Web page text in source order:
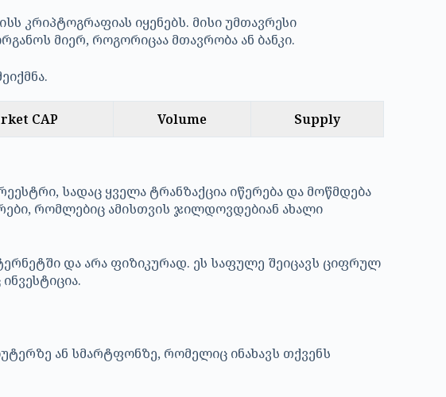
იყენებს. მისი უმთავრესი
მიერ, როგორიცაა მთავრობა ან ბანკი.
CAP Volume Supply
სადაც ყველა ტრანზაქცია იწერება და მოწმდება
რომლებიც ამისთვის ჯილდოვდებიან ახალი
და არა ფიზიკურად. ეს საფულე შეიცავს ციფრულ
ან სმარტფონზე, რომელიც ინახავს თქვენს